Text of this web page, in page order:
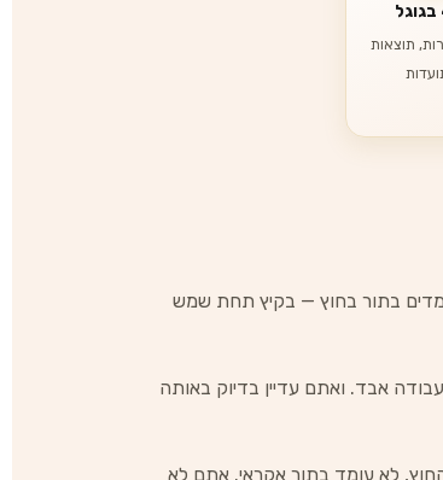
תוצאות
בתור בחוץ — בקיץ תחת שמש
אבד. ואתם עדיין בדיוק באותה
לא עומד בתור אקראי. אתם לא